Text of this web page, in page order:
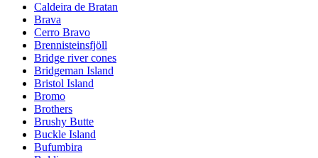
Caldeira de Bratan
Brava
Cerro Bravo
Brennisteinsfjöll
Bridge river cones
Bridgeman Island
Bristol Island
Bromo
Brothers
Brushy Butte
Buckle Island
Bufumbira